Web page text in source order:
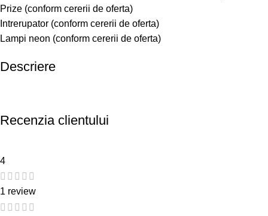
Prize (conform cererii de oferta)
Intrerupator (conform cererii de oferta)
Lampi neon (conform cererii de oferta)
Descriere
Recenzia clientului
4
1 review